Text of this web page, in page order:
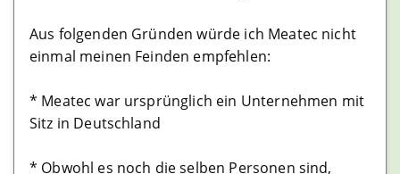
Aus folgenden Gründen würde ich Meatec nicht
einmal meinen Feinden empfehlen:
* Meatec war ursprünglich ein Unternehmen mit
Sitz in Deutschland
* Obwohl es noch die selben Personen sind,